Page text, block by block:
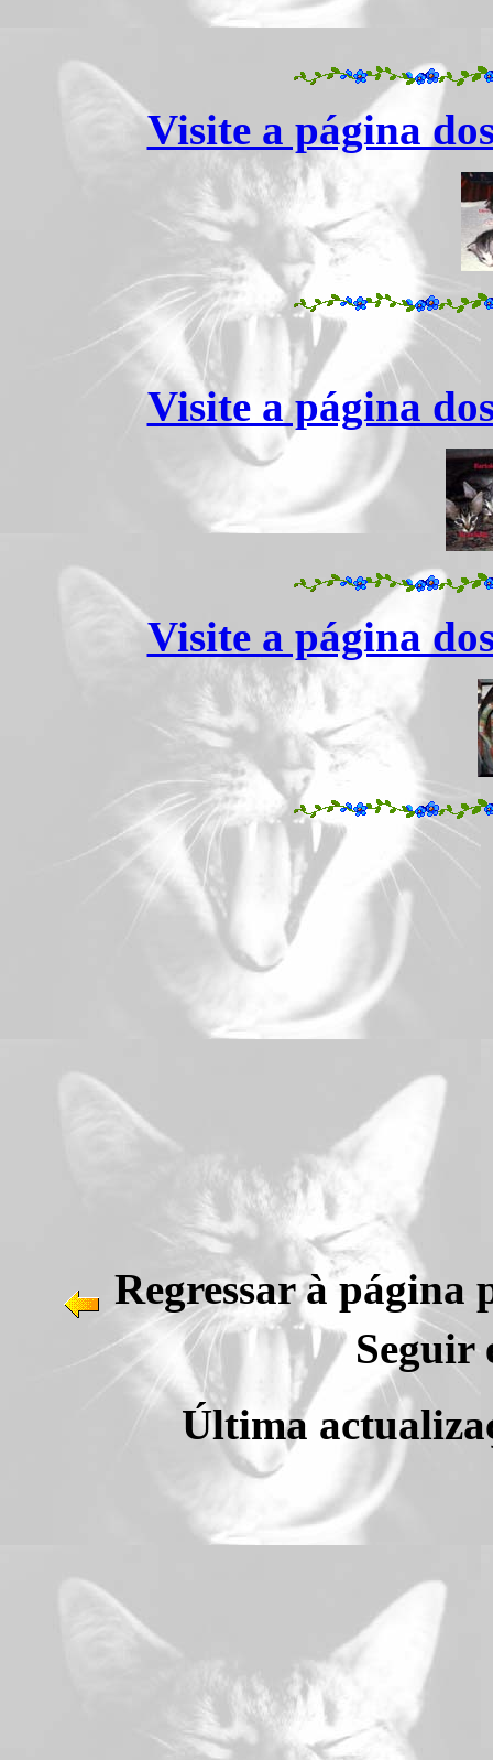
Visite a página
Visite a página
Visite a página
Regressar
Seguir
Última